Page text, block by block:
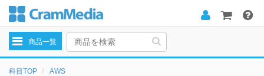
navigation
商品一覧
科目TOP
AWS